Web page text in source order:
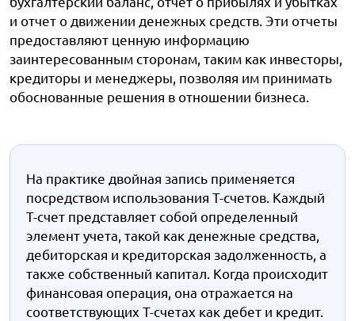
и отчет о движении денежных средств. Эти отчеты
предоставляют ценную информацию
заинтересованным сторонам, таким как инвесторы,
кредиторы и менеджеры, позволяя им принимать
обоснованные решения в отношении бизнеса.
На практике двойная запись применяется
посредством использования Т-счетов. Каждый
Т-счет представляет собой определенный
элемент учета, такой как денежные средства,
дебиторская и кредиторская задолженность, а
также собственный капитал. Когда происходит
финансовая операция, она отражается на
соответствующих Т-счетах как дебет и кредит.